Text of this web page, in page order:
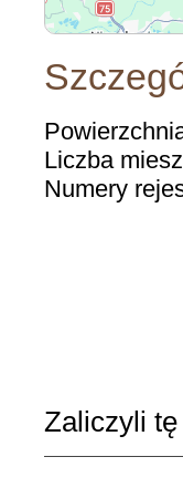
Liczba
Numery
Zaliczyli